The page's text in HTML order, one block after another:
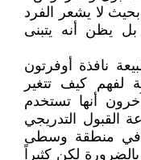
بحيث لا يشعر الفرد
بل يظن أنه يتبنى
نافذة أوفرتون
لفهم كيف تتغير
أنها تستخدم
القبول التدريجي
في منطقة وسطى
لكن كثيراً